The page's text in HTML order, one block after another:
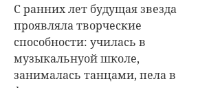
С ранних лет будущая звезда
проявляла творческие
способности: училась в
музыкальнуой школе,
занималась танцами, пела в